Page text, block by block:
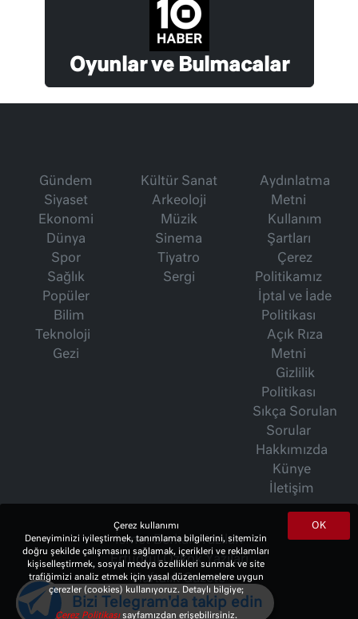
Oyunlar ve Bulmacalar
Gündem
Siyaset
Ekonomi
Dünya
Spor
Sağlık
Popüler
Bilim
Teknoloji
Gezi
Kültür Sanat
Arkeoloji
Müzik
Sinema
Tiyatro
Sergi
Aydınlatma
Metni
Kullanım
Şartları
Çerez
Politikamız
İptal ve İade
Politikası
Açık Rıza
Metni
Gizlilik
Politikası
Sıkça Sorulan
Sorular
Hakkımızda
Künye
İletişim
İsmet Berkan Yazıları
Ertuğrul Özkök Yazıları
Haftalık Gazete
OK
Çerez kullanımı
Deneyiminizi iyileştirmek, tanımlama bilgilerini, sitemizin
doğru şekilde çalışmasını sağlamak, içerikleri ve reklamları
kişiselleştirmek, sosyal medya özellikleri sunmak ve site
trafiğimizi analiz etmek için yasal düzenlemelere uygun
çerezler (cookies) kullanıyoruz. Detaylı bilgiye;
Çerez Politikasısayfamızdan erişebilirsiniz.
Bizi Telegram'da takip edin